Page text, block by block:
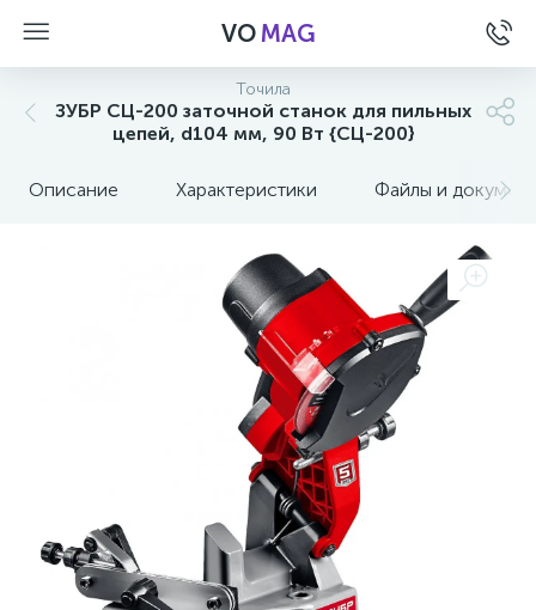
VOMAG
Точила
ЗУБР СЦ-200 заточной станок для пильных
цепей, d104 мм, 90 Вт {СЦ-200}
Описание Характеристики Файлы и